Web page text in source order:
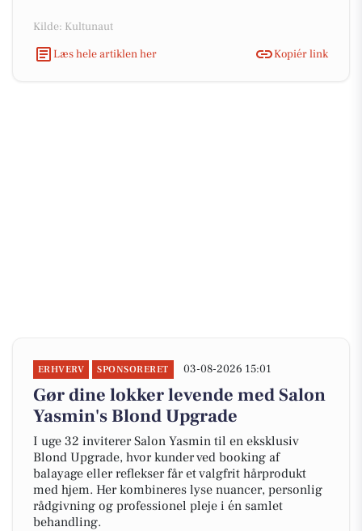
Kilde: Kultunaut
Læs hele artiklen her
Kopiér link
ERHVERV SPONSORERET 03-08-2026 15:01
Gør dine lokker levende med Salon
Yasmin's Blond Upgrade
I uge 32 inviterer Salon Yasmin til en eksklusiv
Blond Upgrade, hvor kunder ved booking af
balayage eller reflekser får et valgfrit hårprodukt
med hjem. Her kombineres lyse nuancer, personlig
rådgivning og professionel pleje i én samlet
behandling.